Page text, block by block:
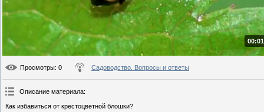
Просмотры: 0 Садоводство. Вопросы и ответы
Описание материала:
Как избавиться от крестоцветной блошки?